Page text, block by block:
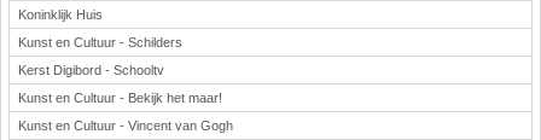
Koninklijk Huis
Kunst en Cultuur - Schilders
Kerst Digibord - Schooltv
Kunst en Cultuur - Bekijk het maar!
Kunst en Cultuur - Vincent van Gogh